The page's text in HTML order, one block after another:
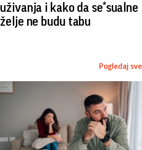
uživanja i kako da se*sualne
želje ne budu tabu
Pogledaj sve